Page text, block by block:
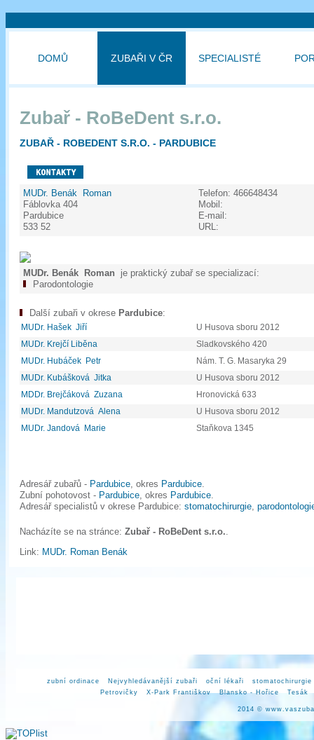
DOMŮ ZUBAŘI V ČR SPECIALISTÉ
Zubař - RoBeDent s.r.o.
ZUBAŘ - ROBEDENT S.R.O. - PARDUBICE
MUDr. Benák Roman
Fáblovka 404
Pardubice
533 52
Telefon:
Mobil:
E-mail:
URL:
466648434
MUDr. Benák Roman
je praktický zubař se specializací:
Parodontologie
Další zubaři v okrese Pardubice:
MUDr. Hašek Jiří
U Husova sboru 2012
MUDr. Krejčí Liběna
Sladkovského 420
MUDr. Hubáček Petr
Nám. T. G. Masaryka 29
MUDr. Kubášková Jitka
U Husova sboru 2012
MDDr. Brejčáková Zuzana
Hronovická 633
MUDr. Mandutzová Alena
U Husova sboru 2012
MUDr. Jandová Marie
Staňkova 1345
Adresář zubařů - Pardubice, okres Pardubice.
Zubní pohotovost - Pardubice, okres Pardubice.
Adresář specialistů v okrese Pardubice: stomatochirurgie,
Nacházíte se na stránce: Zubař - RoBeDent s.r.o..
Link: MUDr. Roman Benák
zubní ordinace Nejvyhledávanější zubaři oční lékaři
stomatochirurgie
Petrovičky
X-Park Františkov Blansko - Hořice Tesák
2014 ©